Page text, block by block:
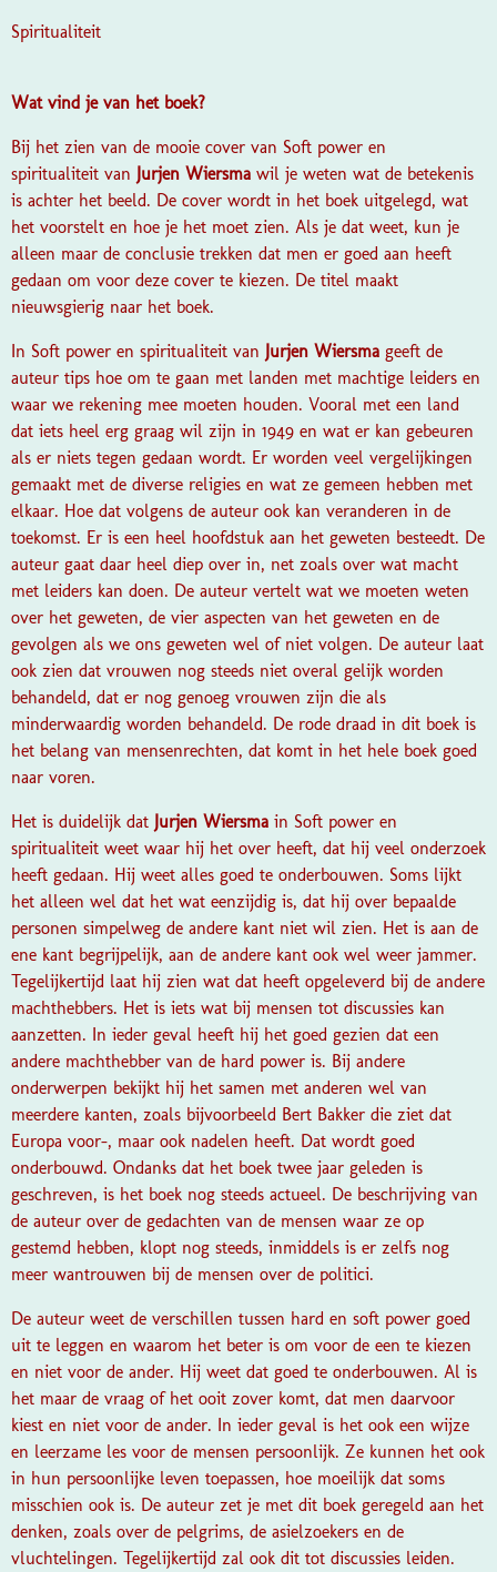
Spiritualiteit
Wat vind je van het boek?
Bij het zien van de mooie cover van Soft power en
spiritualiteit van Jurjen Wiersma wil je weten wat de betekenis
is achter het beeld. De cover wordt in het boek uitgelegd, wat
het voorstelt en hoe je het moet zien. Als je dat weet, kun je
alleen maar de conclusie trekken dat men er goed aan heeft
gedaan om voor deze cover te kiezen. De titel maakt
nieuwsgierig naar het boek.
In Soft power en spiritualiteit van Jurjen Wiersma geeft de
auteur tips hoe om te gaan met landen met machtige leiders en
waar we rekening mee moeten houden. Vooral met een land
dat iets heel erg graag wil zijn in 1949 en wat er kan gebeuren
als er niets tegen gedaan wordt. Er worden veel vergelijkingen
gemaakt met de diverse religies en wat ze gemeen hebben met
elkaar. Hoe dat volgens de auteur ook kan veranderen in de
toekomst. Er is een heel hoofdstuk aan het geweten besteedt. De
auteur gaat daar heel diep over in, net zoals over wat macht
met leiders kan doen. De auteur vertelt wat we moeten weten
over het geweten, de vier aspecten van het geweten en de
gevolgen als we ons geweten wel of niet volgen. De auteur laat
ook zien dat vrouwen nog steeds niet overal gelijk worden
behandeld, dat er nog genoeg vrouwen zijn die als
minderwaardig worden behandeld. De rode draad in dit boek is
het belang van mensenrechten, dat komt in het hele boek goed
naar voren.
Het is duidelijk dat Jurjen Wiersma in Soft power en
spiritualiteit weet waar hij het over heeft, dat hij veel onderzoek
heeft gedaan. Hij weet alles goed te onderbouwen. Soms lijkt
het alleen wel dat het wat eenzijdig is, dat hij over bepaalde
personen simpelweg de andere kant niet wil zien. Het is aan de
ene kant begrijpelijk, aan de andere kant ook wel weer jammer.
Tegelijkertijd laat hij zien wat dat heeft opgeleverd bij de andere
machthebbers. Het is iets wat bij mensen tot discussies kan
aanzetten. In ieder geval heeft hij het goed gezien dat een
andere machthebber van de hard power is. Bij andere
onderwerpen bekijkt hij het samen met anderen wel van
meerdere kanten, zoals bijvoorbeeld Bert Bakker die ziet dat
Europa voor-, maar ook nadelen heeft. Dat wordt goed
onderbouwd. Ondanks dat het boek twee jaar geleden is
geschreven, is het boek nog steeds actueel. De beschrijving van
de auteur over de gedachten van de mensen waar ze op
gestemd hebben, klopt nog steeds, inmiddels is er zelfs nog
meer wantrouwen bij de mensen over de politici.
De auteur weet de verschillen tussen hard en soft power goed
uit te leggen en waarom het beter is om voor de een te kiezen
en niet voor de ander. Hij weet dat goed te onderbouwen. Al is
het maar de vraag of het ooit zover komt, dat men daarvoor
kiest en niet voor de ander. In ieder geval is het ook een wijze
en leerzame les voor de mensen persoonlijk. Ze kunnen het ook
in hun persoonlijke leven toepassen, hoe moeilijk dat soms
misschien ook is. De auteur zet je met dit boek geregeld aan het
denken, zoals over de pelgrims, de asielzoekers en de
vluchtelingen. Tegelijkertijd zal ook dit tot discussies leiden.